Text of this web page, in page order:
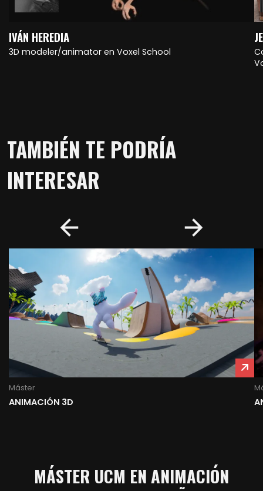
IVÁN HEREDIA
3D modeler/animator en Voxel School
TAMBIÉN TE PODRÍA
INTERESAR
Máster
ANIMACIÓN 3D
MÁSTER UCM EN ANIMACIÓN